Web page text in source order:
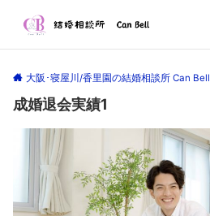
大阪･寝屋川/香里園の結婚相談所 Can Bell
成婚退会実績1